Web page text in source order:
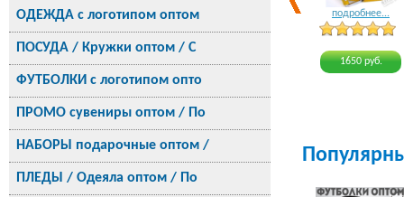
ОДЕЖДА с логотипом оптом
ПОСУДА / Кружки оптом / С
ФУТБОЛКИ с логотипом опто
ПРОМО сувениры оптом / По
НАБОРЫ подарочные оптом /
ПЛЕДЫ / Одеяла оптом / По
подробнее...
1650 руб.